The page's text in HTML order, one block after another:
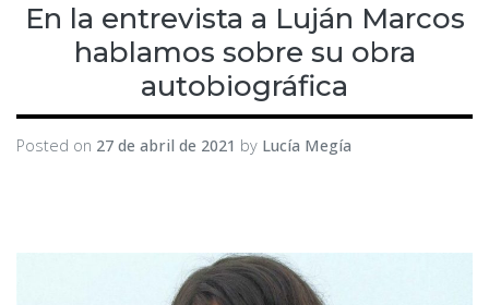
En la entrevista a Luján Marcos
hablamos sobre su obra
autobiográfica
Posted on 27 de abril de 2021 by Lucía Megía